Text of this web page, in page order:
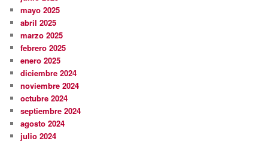
mayo 2025
abril 2025
marzo 2025
febrero 2025
enero 2025
diciembre 2024
noviembre 2024
octubre 2024
septiembre 2024
agosto 2024
julio 2024